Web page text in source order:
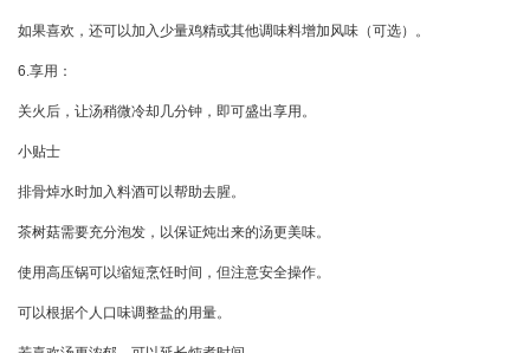
如果喜欢，还可以加入少量鸡精或其他调味料增加风味（可选）。
6.享用：
关火后，让汤稍微冷却几分钟，即可盛出享用。
小贴士
排骨焯水时加入料酒可以帮助去腥。
茶树菇需要充分泡发，以保证炖出来的汤更美味。
使用高压锅可以缩短烹饪时间，但注意安全操作。
可以根据个人口味调整盐的用量。